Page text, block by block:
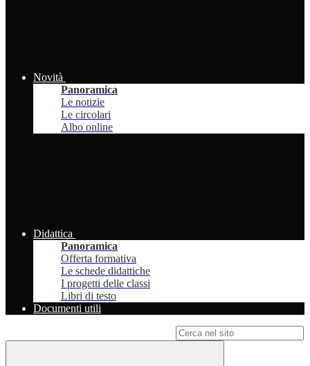
Novità
Panoramica
Le notizie
Le circolari
Albo online
Didattica
Panoramica
Offerta formativa
Le schede didattiche
I progetti delle classi
Libri di testo
Documenti utili